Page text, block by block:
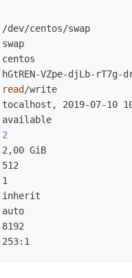
dev/centos/swap
swap
VZpe-djLb-rT7g-
read/write
tocalhost, 2019-07-10
GiB
512
1
auto